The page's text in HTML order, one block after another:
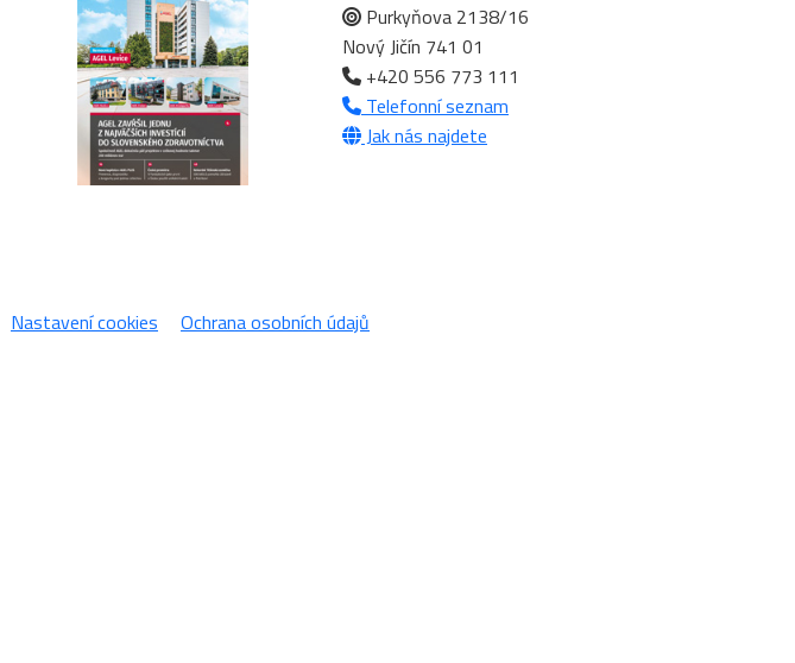
Purkyňova 2138/16
Nový Jičín 741 01
+420 556 773 111
Telefonní seznam
Jak nás najdete
Nastavení cookies
Ochrana osobních údajů